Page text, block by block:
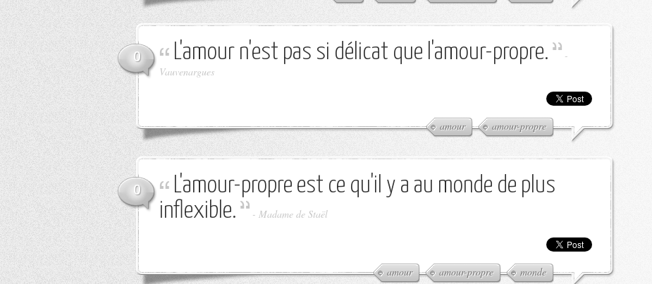
0 L'amour n'est pas si délicat que l'amour-propre.
-
Vauvenargues
amour amour-propre
0
L'amour-propre est ce qu'il y a au monde de plus
inflexible.
- Madame de Staël
amour amour-propre monde